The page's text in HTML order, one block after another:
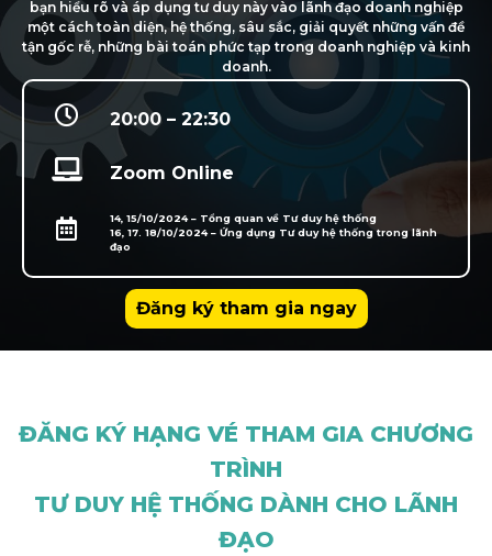
bạn hiểu rõ và áp dụng tư duy này vào lãnh đạo doanh nghiệp
một cách toàn diện, hệ thống, sâu sắc, giải quyết những vấn đề
tận gốc rễ, những bài toán phức tạp trong doanh nghiệp và kinh
doanh.
20:00 – 22:30
Zoom Online
14, 15/10/2024 – Tổng quan về Tư duy hệ thống
16, 17. 18/10/2024 – Ứng dụng Tư duy hệ thống trong lãnh
đạo
Đăng ký tham gia ngay
ĐĂNG KÝ HẠNG VÉ THAM GIA CHƯƠNG
TRÌNH
TƯ DUY HỆ THỐNG DÀNH CHO LÃNH
ĐẠO